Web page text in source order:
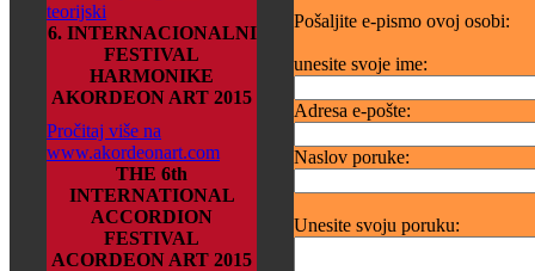
teorijski
6. INTERNACIONALNI
FESTIVAL
HARMONIKE
AKORDEON ART 2015
Pročitaj više na
www.akordeonart.com
THE 6th
INTERNATIONAL
ACCORDION
FESTIVAL
ACORDEON ART 2015
Pošaljite e-pismo ovoj osobi:
unesite svoje ime:
Adresa e-pošte:
Naslov poruke:
Unesite svoju poruku: